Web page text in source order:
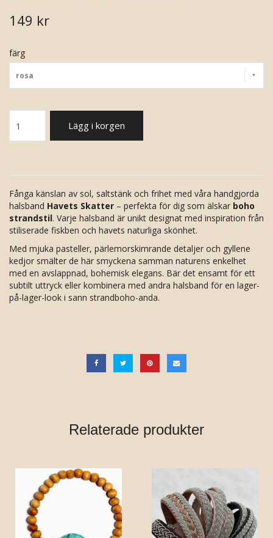
149 kr
färg
rosa
Lägg i korgen
Fånga känslan av sol, saltstänk och frihet med våra handgjorda
halsband Havets Skatter – perfekta för dig som älskar boho
strandstil. Varje halsband är unikt designat med inspiration från
stiliserade fiskben och havets naturliga skönhet.
Med mjuka pasteller, pärlemorskimrande detaljer och gyllene
kedjor smälter de här smyckena samman naturens enkelhet
med en avslappnad, bohemisk elegans. Bär det ensamt för ett
subtilt uttryck eller kombinera med andra halsband för en lager-
på-lager-look i sann strandboho-anda.
Relaterade produkter